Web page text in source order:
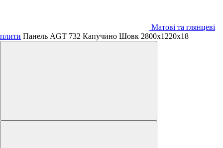
Матові та глянцеві
плити Панель AGT 732 Капучино Шовк 2800х1220х18